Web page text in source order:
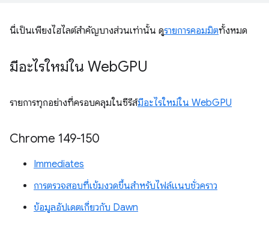
นี่เป็นเพียงไฮไลต์สำคัญบางส่วนเท่านั้น ดูรายการคอมมิตทั้งหมด
มีอะไรใหม่ใน WebGPU
รายการทุกอย่างที่ครอบคลุมในซีรีส์มีอะไรใหม่ใน WebGPU
Chrome 149-150
Immediates
การตรวจสอบที่เข้มงวดขึ้นสำหรับไฟล์แนบชั่วคราว
ข้อมูลอัปเดตเกี่ยวกับ Dawn